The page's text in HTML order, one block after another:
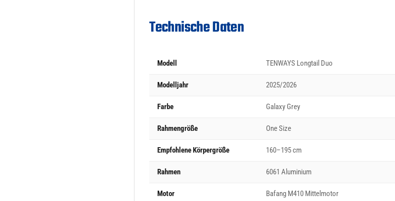
Technische Daten
Modell TENWAYS Longtail Duo
Modelljahr 2025/2026
Farbe Galaxy Grey
Rahmengröße One Size
Empfohlene Körpergröße 160–195 cm
Rahmen 6061 Aluminium
Motor Bafang M410 Mittelmotor